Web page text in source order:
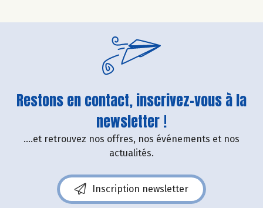
Restons en contact, inscrivez-vous à la
newsletter !
....et retrouvez nos offres, nos événements et nos
actualités.
Inscription newsletter